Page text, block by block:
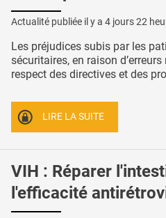
Actualité publiée il y a 4 jours 22
Les préjudices subis par les
sécuritaires, en raison
respect des directives et des
LIRE LA SUITE
VIH : Réparer
l'efficacité